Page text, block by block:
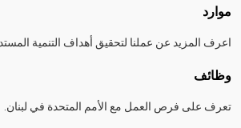
موارد
اعرف المزيد عن عملنا لتحقيق أهداف التنمية
وظائف
تعرف على فرص العمل مع الأمم المتحدة في لبنان.